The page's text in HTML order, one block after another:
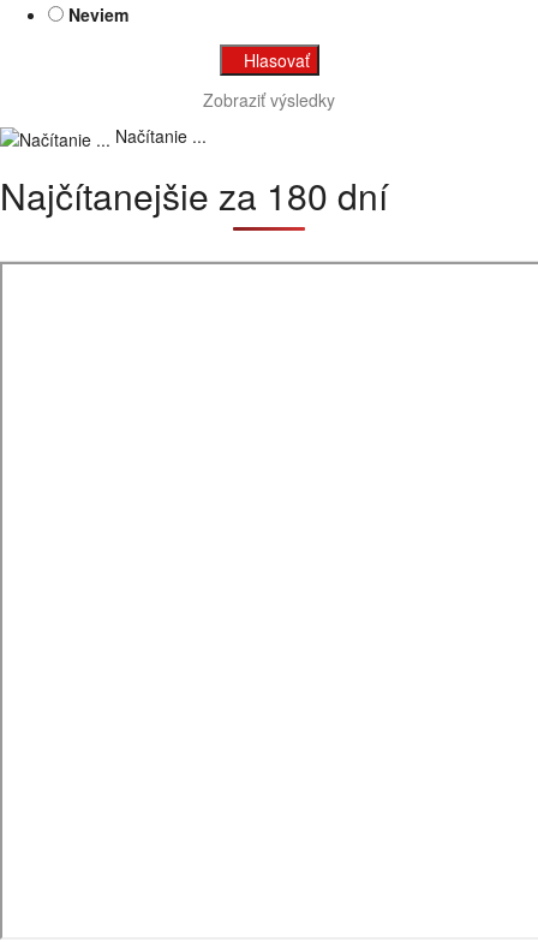
Neviem
Zobraziť výsledky
Načítanie ...
Najčítanejšie za 180 dní